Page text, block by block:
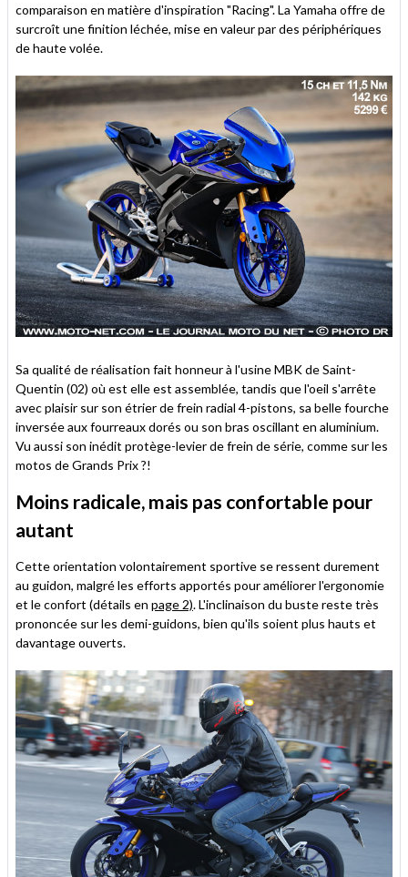
comparaison en matière d'inspiration "Racing". La Yamaha offre de
surcroît une finition léchée, mise en valeur par des périphériques
de haute volée.
Sa qualité de réalisation fait honneur à l'usine MBK de Saint-
Quentin (02) où est elle est assemblée, tandis que l'oeil s'arrête
avec plaisir sur son étrier de frein radial 4-pistons, sa belle fourche
inversée aux fourreaux dorés ou son bras oscillant en aluminium.
Vu aussi son inédit protège-levier de frein de série, comme sur les
motos de Grands Prix ?!
Moins radicale, mais pas confortable pour
autant
Cette orientation volontairement sportive se ressent durement
au guidon, malgré les efforts apportés pour améliorer l'ergonomie
et le confort (détails en page 2). L'inclinaison du buste reste très
prononcée sur les demi-guidons, bien qu'ils soient plus hauts et
davantage ouverts.